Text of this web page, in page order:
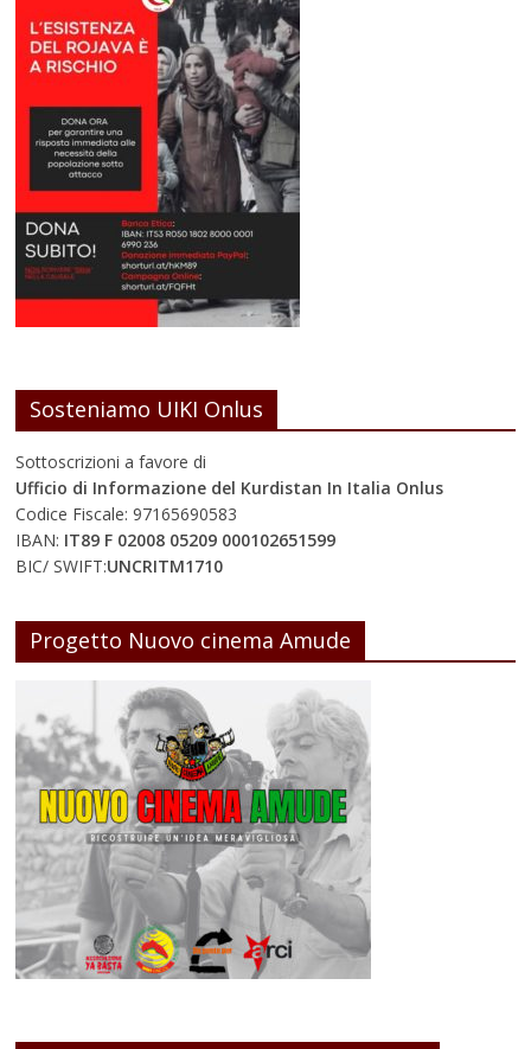
Sosteniamo UIKI Onlus
Sottoscrizioni a favore di
Ufficio di Informazione del Kurdistan In Italia Onlus
Codice Fiscale: 97165690583
IBAN: IT89 F 02008 05209 000102651599
BIC/ SWIFT:UNCRITM1710
Progetto Nuovo cinema Amude